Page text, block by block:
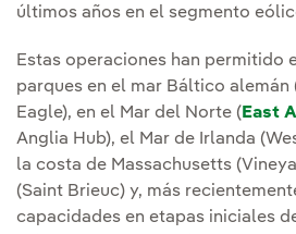
últimos años en el segmento
Estas operaciones han permitido
parques en el mar Báltico
Eagle), en el Mar del Norte ( East
Anglia Hub), el Mar de Irlanda
la costa de Massachusetts
(Saint Brieuc) y, más
capacidades en etapas iniciales